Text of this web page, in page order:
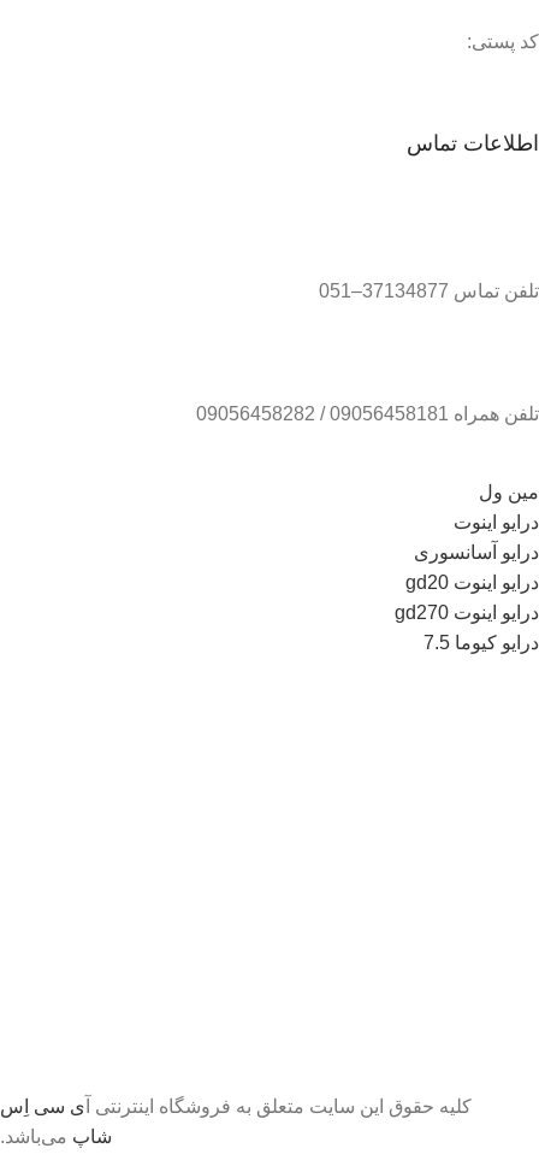
کد پستی:
اطلاعات تماس
تلفن تماس 37134877–051
تلفن همراه 09056458181 / 09056458282
مین ول
درایو اینوت
درایو آسانسوری
درایو اینوت gd20
درایو اینوت gd270
درایو کیوما 7.5
کلیه حقوق این سایت متعلق به فروشگاه اینترنتی آ ی سی اِس
شاپ می‌باشد.